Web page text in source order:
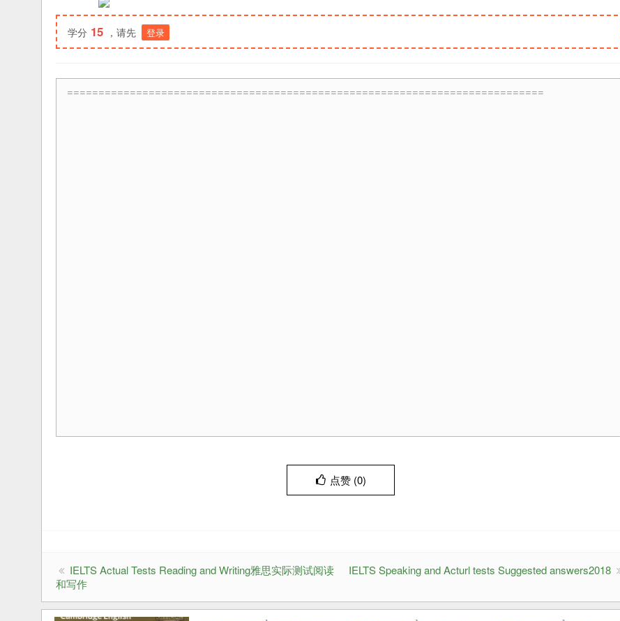
学分 15 ，请先 登录
============================================================================
点赞 (0)
IELTS Actual Tests Reading and Writing雅思实际测试阅读
和写作
IELTS Speaking and Acturl tests Suggested answers2018